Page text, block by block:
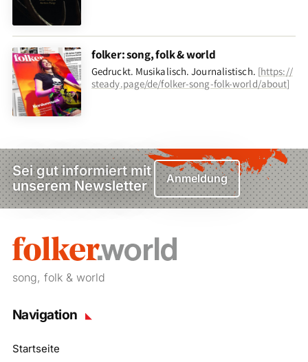
folker: song, folk & world
Gedruckt. Musikalisch. Journalistisch. [https://
steady.page/de/folker-song-folk-world/about]
Sei gut informiert mit
unserem Newsletter
Anmeldung
song, folk & world
Navigation
Startseite